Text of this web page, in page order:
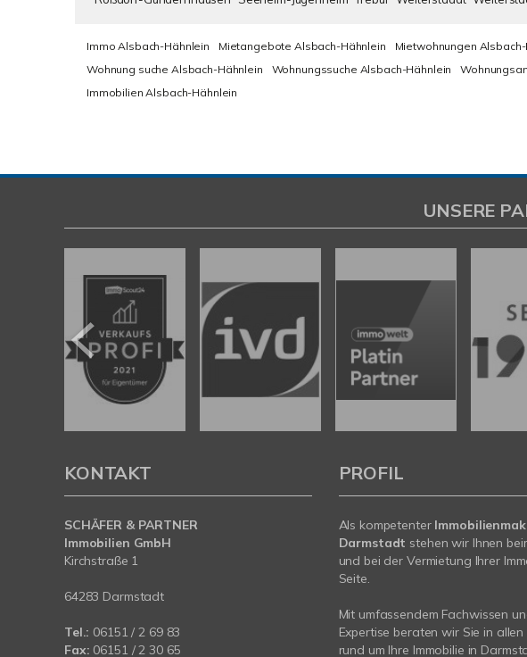
Immo Alsbach-Hähnlein Mietangebote Alsbach-Hähnlein Mietwohnungen
Wohnung suche Alsbach-Hähnlein
Wohnungssuche Alsbach-Hähnlein
Immobilien Alsbach-Hähnlein
UNSERE
KONTAKT
SCHÄFER & PARTNER
Immobilien GmbH
Kirchstraße 1
64283 Darmstadt
Tel.: 06151 / 2 69 83
Fax: 06151 / 2 30 65
PROFIL
Als kompetenter
Darmstadt stehen wir Ihnen
und bei der Vermietung Ihrer
Seite.
Mit umfassendem Fachwissen
Expertise beraten wir Sie in allen
rund um Ihre Immobilie in